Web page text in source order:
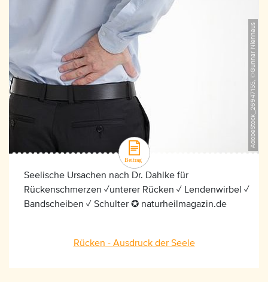
AdobeStock_26947155, ©Gunnar Nienhaus
Seelische Ursachen nach Dr. Dahlke für
Rückenschmerzen ✓unterer Rücken ✓ Lendenwirbel ✓
Bandscheiben ✓ Schulter ✪ naturheilmagazin.de
Rücken - Ausdruck der Seele